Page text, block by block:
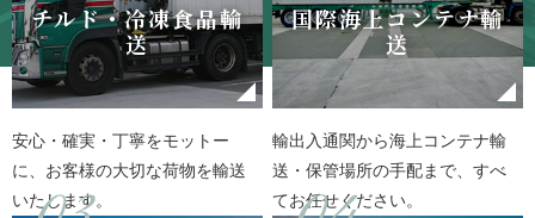
チルド・冷凍食品輸
送
安心・確実・丁寧をモットー
に、お客様の大切な荷物を輸送
いたします。
国際海上コンテナ輸
送
輸出入通関から海上コンテナ輸
送・保管場所の手配まで、すべ
てお任せください。